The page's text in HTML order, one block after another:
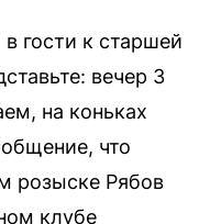
гости к старшей
вечер 3
на коньках
что
розыске Рябов
клубе